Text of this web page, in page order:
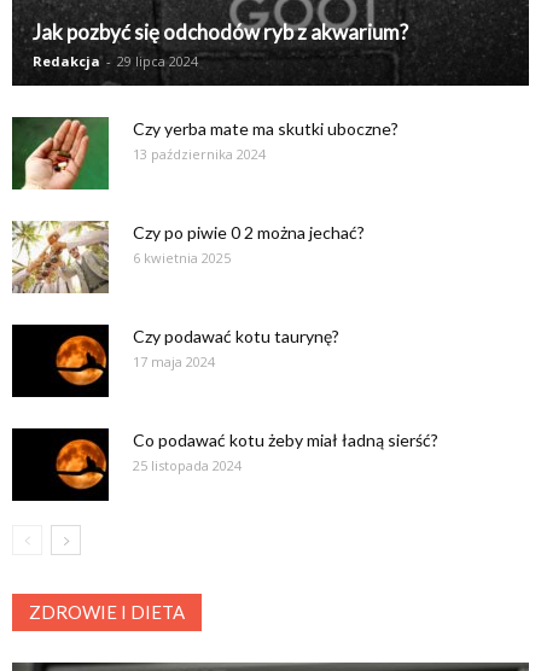
Jak pozbyć się odchodów ryb z akwarium?
Redakcja - 29 lipca 2024
Czy yerba mate ma skutki uboczne?
13 października 2024
Czy po piwie 0 2 można jechać?
6 kwietnia 2025
Czy podawać kotu taurynę?
17 maja 2024
Co podawać kotu żeby miał ładną sierść?
25 listopada 2024
ZDROWIE I DIETA